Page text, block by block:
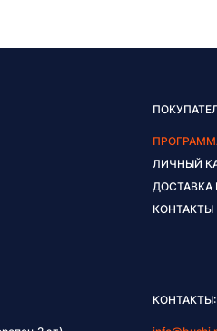
ЛИЧНЫЙ
ДОСТАВКА
КОНТАКТЫ
КОНТАКТЫ: